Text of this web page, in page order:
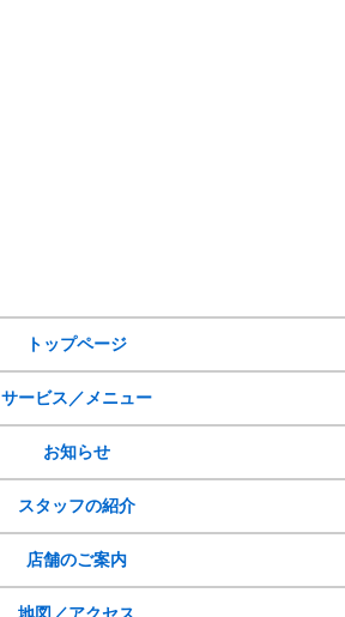
トップページ
サービス／メニュー
お知らせ
スタッフの紹介
店舗のご案内